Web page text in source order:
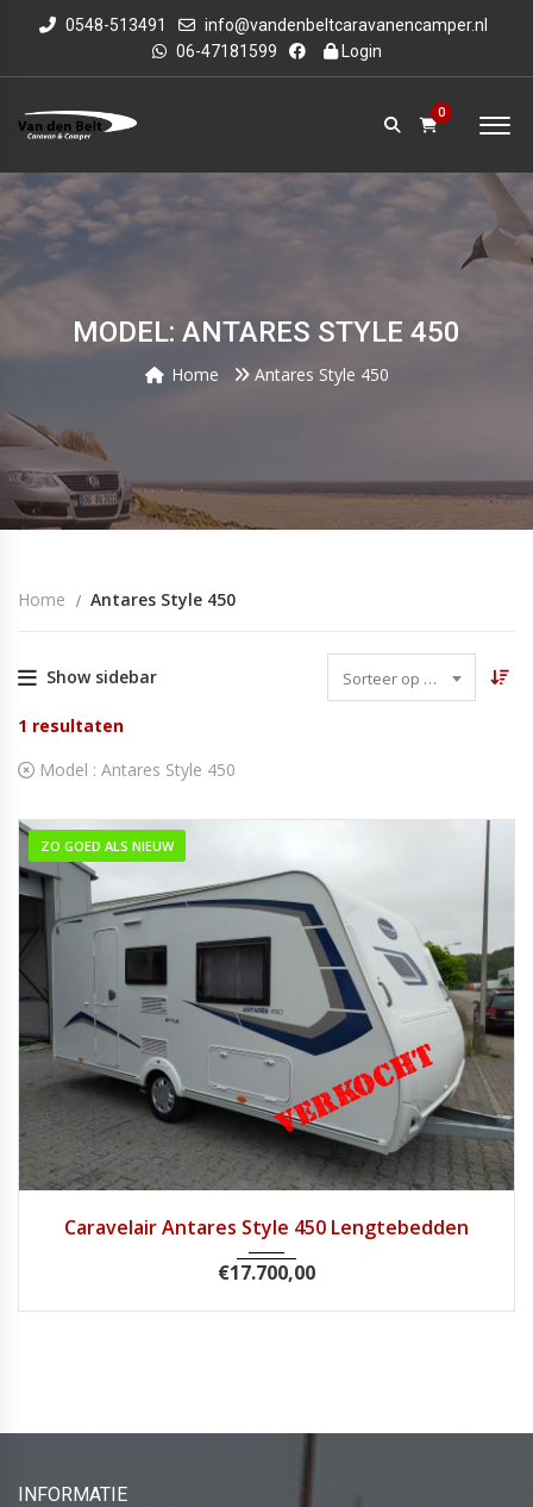
0548-513491
info@vandenbeltcaravanencamper.nl
06-47181599
Login
0
MODEL: ANTARES STYLE 450
Home Antares Style 450
Home Antares Style 450
Show sidebar Sorteer op datum
1 resultaten
Model : Antares Style 450
ZO GOED ALS NIEUW
Caravelair Antares Style 450 Lengtebedden
€17.700,00
INFORMATIE